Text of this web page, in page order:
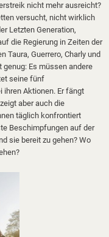
nicht mehr ausreicht?
versucht, nicht wirklich
Letzten Generation,
die Regierung in Zeiten der
Taura, Guerrero, Charly und
Es müssen andere
seine fünf
ihren Aktionen. Er fängt
aber auch die
täglich konfrontiert
Beschimpfungen auf der
sie bereit zu gehen? Wo